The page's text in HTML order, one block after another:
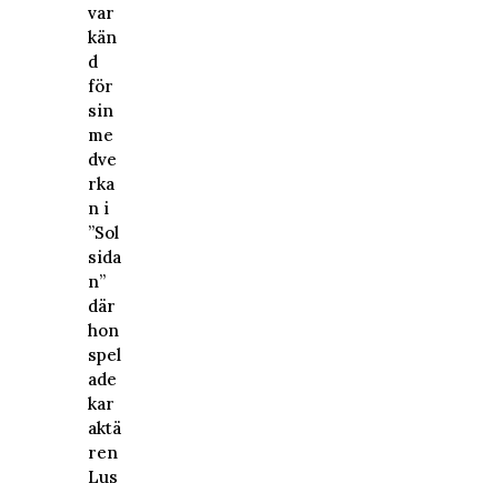
var
kän
d
för
sin
me
dve
rka
n i
”Sol
sida
n”
där
hon
spel
ade
kar
aktä
ren
Lus